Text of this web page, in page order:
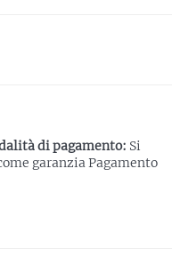
di pagamento: Si
garanziaPagamento